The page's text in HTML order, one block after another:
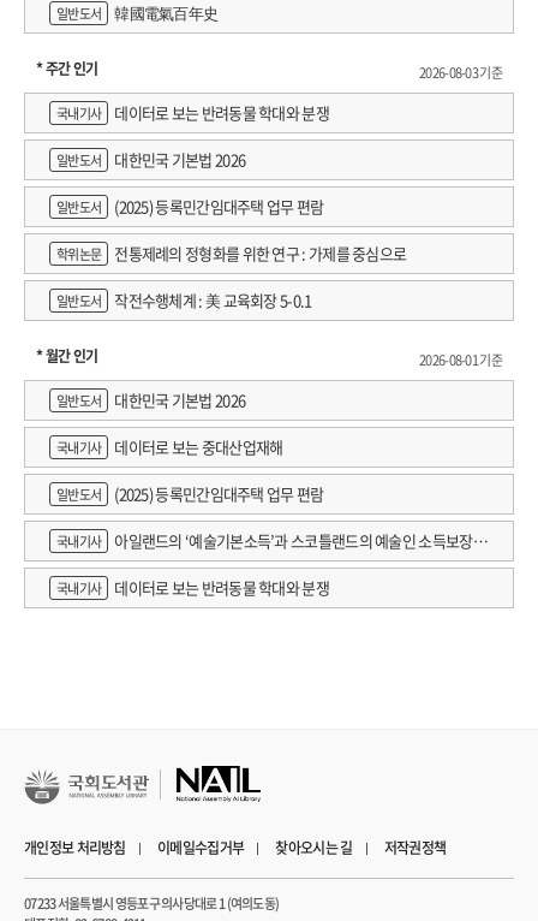
일반도서 韓國電氣百年史
* 주간 인기
2026-08-03 기준
국내기사
데이터로 보는 반려동물 학대와 분쟁
일반도서 대한민국 기본법 2026
일반도서 (2025) 등록민간임대주택 업무 편람
학위논문 전통제례의 정형화를 위한 연구 : 가제를 중심으로
일반도서 작전수행체계 : 美 교육회장 5-0.1
* 월간 인기
2026-08-01 기준
일반도서
대한민국 기본법 2026
국내기사 데이터로 보는 중대산업재해
일반도서 (2025) 등록민간임대주택 업무 편람
국내기사
아일랜드의 ‘예술기본소득’과 스코틀랜드의 예술인 소득보장정
책 논의
국내기사 데이터로 보는 반려동물 학대와 분쟁
개인정보 처리방침 이메일수집거부 찾아오시는 길 저작권정책
07233 서울특별시 영등포구 의사당대로 1 (여의도동)